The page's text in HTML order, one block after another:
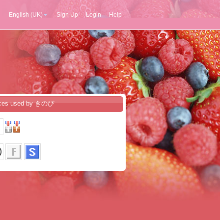
English (UK) Sign Up Login Help
used by きのぴ